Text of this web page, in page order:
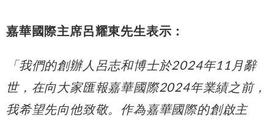
嘉華國際主席呂耀東先生表示：
「我們的創辦人呂志和博士於2024年11 月辭
世，在向大家匯報嘉華國際2024年業績之前，
我希望先向他致敬。作為嘉華國際的創啟主